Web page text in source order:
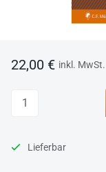
22,00 € inkl. MwSt.
Anzahl
Lieferbar